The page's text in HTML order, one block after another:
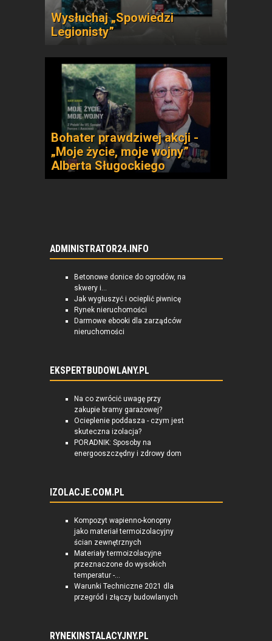
Wysłuchaj „Spowiedzi
Legionisty”
Bohater prawdziwej akcji -
„Moje życie, moje wojny”
Alberta Sługockiego
ADMINISTRATOR24.INFO
Betonowe donice do ogrodów, na
skwery i...
Jak wygłuszyć i ocieplić piwnicę
Rynek nieruchomości
Darmowe ebooki dla zarządców
nieruchomości
EKSPERTBUDOWLANY.PL
Na co zwrócić uwagę przy
zakupie bramy garażowej?
Ocieplenie poddasza - czym jest
skuteczna izolacja?
PORADNIK: Sposoby na
energooszczędny i zdrowy dom
IZOLACJE.COM.PL
Kompozyt wapienno-konopny
jako materiał termoizolacyjny
ścian zewnętrznych
Materiały termoizolacyjne
przeznaczone do wysokich
temperatur -...
Warunki Techniczne 2021 dla
przegród i złączy budowlanych
RYNEKINSTALACYJNY.PL